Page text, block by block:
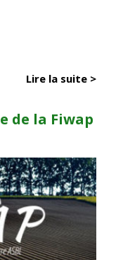
Lire la suite >
de la Fiwap